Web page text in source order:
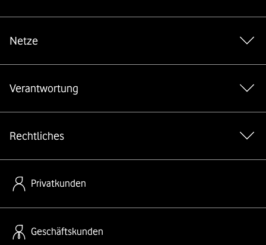
Netze
Verantwortung
Rechtliches
Privatkunden
Geschäftskunden